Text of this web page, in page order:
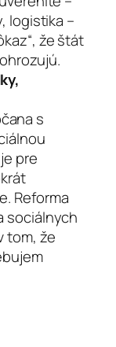
logistika –
že štát
s
pre
Reforma
sociálnych
tom, že